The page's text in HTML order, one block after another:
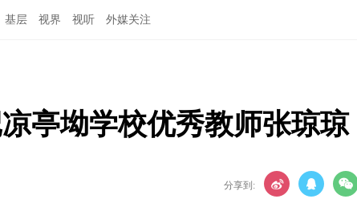
基层 视界 视听 外媒关注
亭坳学校优秀教师张琼琼
分享到: